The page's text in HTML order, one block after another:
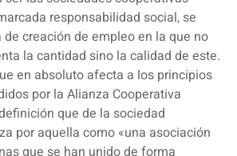
responsabilidad social, se
creación de empleo en la que no
la cantidad sino la calidad de este.
en absoluto afecta a los principios
por la Alianza Cooperativa
que de la sociedad
por aquella como «una asociación
que se han unido de forma